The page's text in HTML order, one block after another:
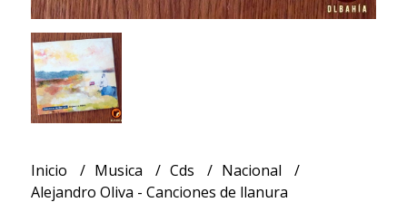
Inicio Musica Cds
Nacional
Alejandro Oliva - Canciones de llanura